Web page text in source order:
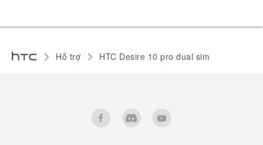
Hỗ trợ HTC Desire 10 pro dual sim‎